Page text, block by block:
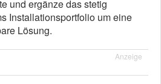
und ergänze das stetig
Installationsportfolio um eine
Lösung.
Anzeige